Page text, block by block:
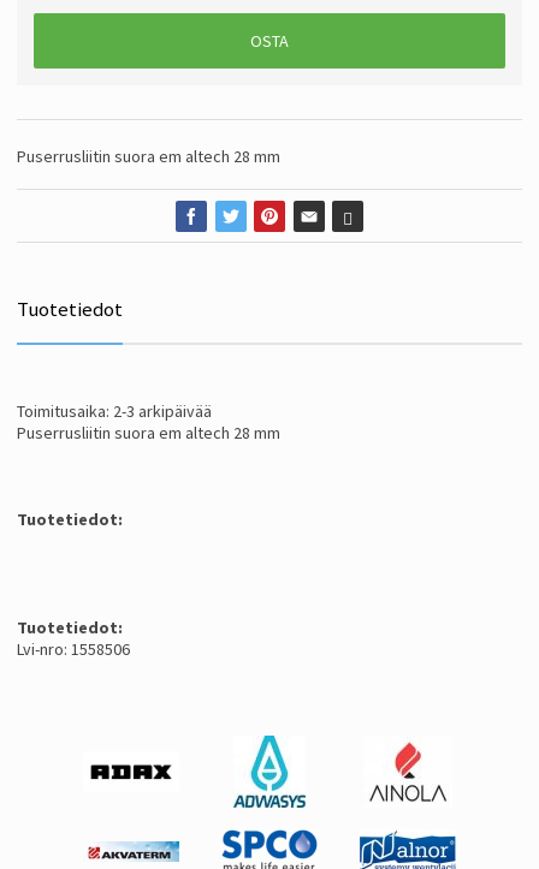
OSTA
Puserrusliitin suora em altech 28 mm
Tuotetiedot
Toimitusaika: 2-3 arkipäivää
Puserrusliitin suora em altech 28 mm
Tuotetiedot:
Tuotetiedot:
Lvi-nro: 1558506